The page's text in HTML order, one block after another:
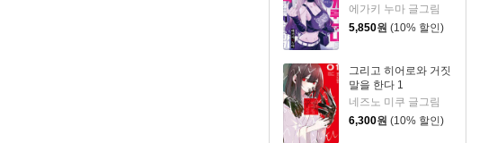
에가키 누마 글그림
5,850원 (10% 할인)
그리고 히어로와 거짓
말을 한다 1
네즈노 미쿠 글그림
6,300원 (10% 할인)